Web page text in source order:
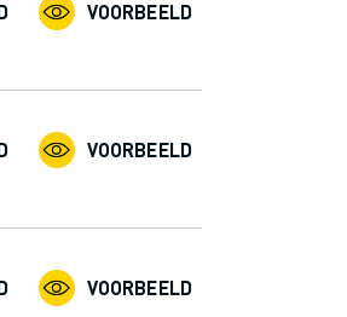
VOORBEELD
VOORBEELD
VOORBEELD